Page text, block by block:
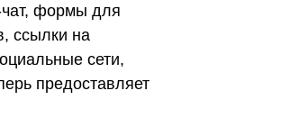
чат, формы для
ссылки на
сети,
предоставляет